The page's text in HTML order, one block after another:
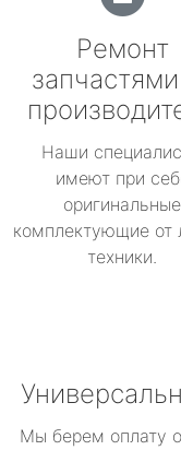
Ремонт
Наши
имеют при
оригинальные
комплектующие от
техники.
Мы берем оплату